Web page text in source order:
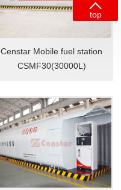
Censtar Mobile fuel station
CSMF30(30000L)
top